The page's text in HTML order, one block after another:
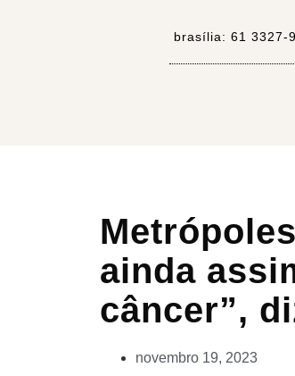
brasília: 61
ainda
câncer”,
novembro 19, 2023